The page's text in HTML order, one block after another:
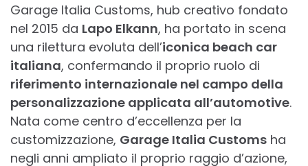
Garage Italia Customs, hub creativo fondato
nel 2015 da Lapo Elkann, ha portato in scena
una rilettura evoluta dell’iconica beach car
italiana, confermando il proprio ruolo di
riferimento internazionale nel campo della
personalizzazione applicata all’automotive.
Nata come centro d’eccellenza per la
customizzazione, Garage Italia Customs ha
negli anni ampliato il proprio raggio d’azione,